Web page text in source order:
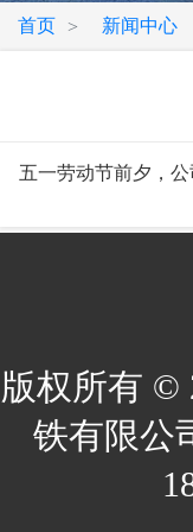
首页 > 新闻中心
五一劳动节前夕，
版权所有 ©
铁有限公